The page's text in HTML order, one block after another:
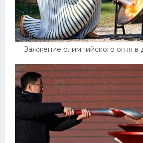
Зажжение олимпийского огня в